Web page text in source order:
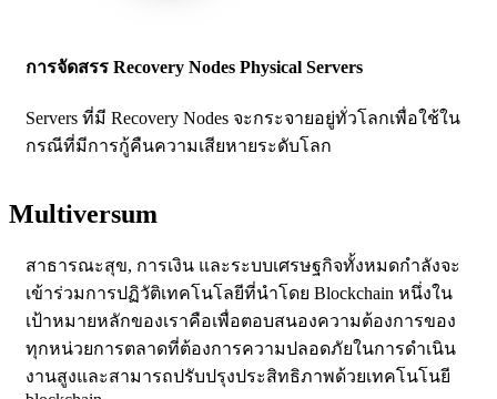
การจัดสรร Recovery Nodes Physical Servers
Servers ที่มี Recovery Nodes จะกระจายอยู่ทั่วโลกเพื่อใช้ใน
กรณีที่มีการกู้คืนความเสียหายระดับโลก
Multiversum
สาธารณะสุข, การเงิน และระบบเศรษฐกิจทั้งหมดกำลังจะ
เข้าร่วมการปฏิวัติเทคโนโลยีที่นำโดย Blockchain หนึ่งใน
เป้าหมายหลักของเราคือเพื่อตอบสนองความต้องการของ
ทุกหน่วยการตลาดที่ต้องการความปลอดภัยในการดำเนิน
งานสูงและสามารถปรับปรุงประสิทธิภาพด้วยเทคโนโนยี